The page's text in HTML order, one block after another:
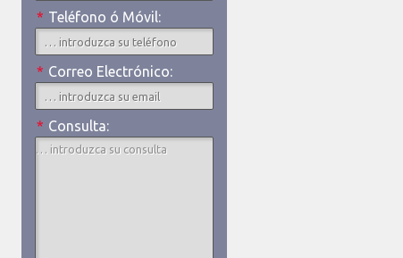
Teléfono ó Móvil:
*
Correo Electrónico:
*
Consulta:
*